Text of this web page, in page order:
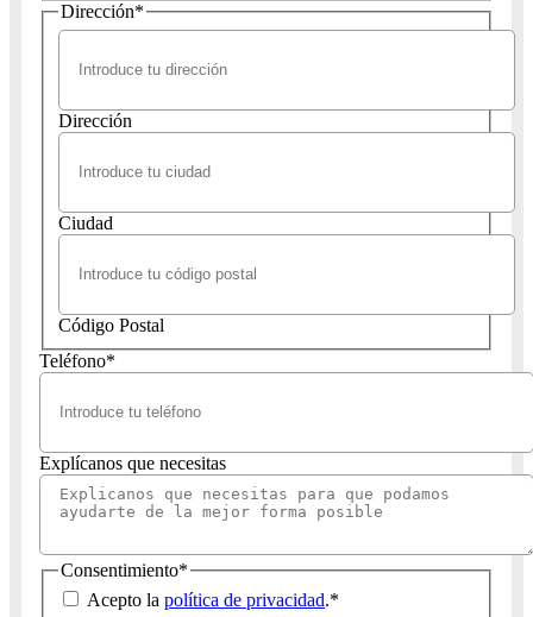
Dirección*
Dirección
Ciudad
Código Postal
Teléfono*
Explícanos que necesitas
Consentimiento*
Acepto la política de privacidad.*